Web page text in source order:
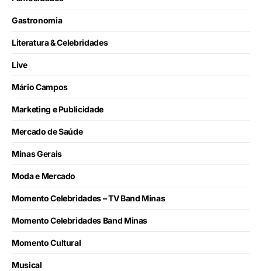
Gastronomia
Literatura & Celebridades
Live
Mário Campos
Marketing e Publicidade
Mercado de Saúde
Minas Gerais
Moda e Mercado
Momento Celebridades – TV Band Minas
Momento Celebridades Band Minas
Momento Cultural
Musical